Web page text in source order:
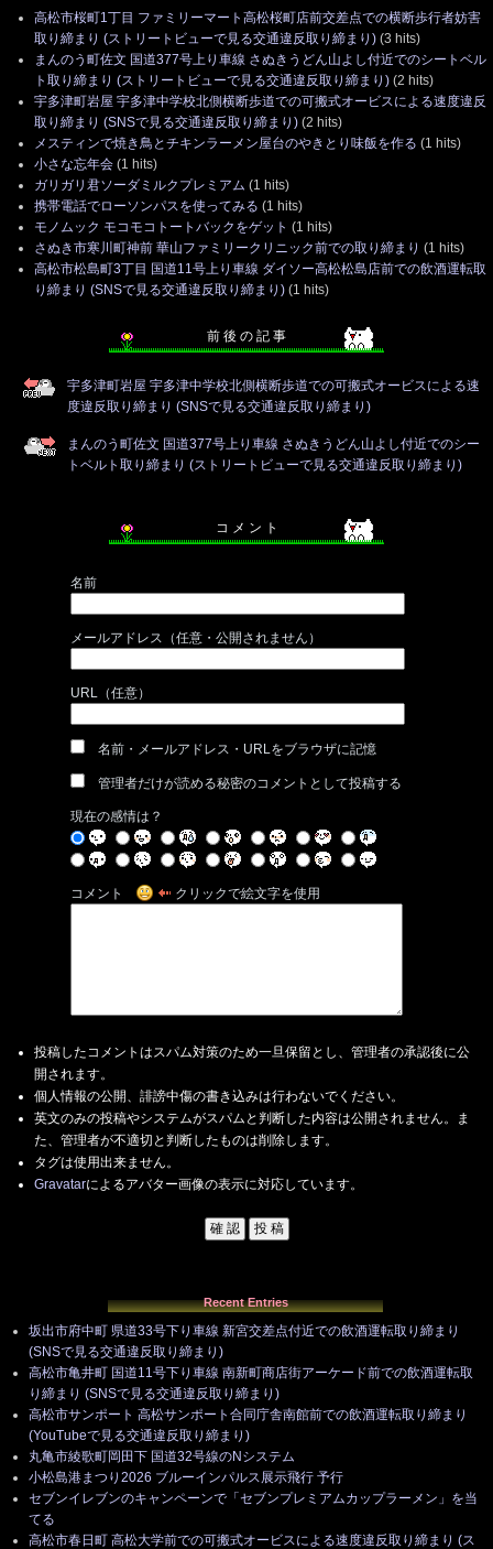
高松市桜町1丁目 ファミリーマート高松桜町店前交差点での横断歩行者妨害
取り締まり (ストリートビューで見る交通違反取り締まり) (3 hits)
まんのう町佐文 国道377号上り車線 さぬきうどん山よし付近でのシートベル
ト取り締まり (ストリートビューで見る交通違反取り締まり) (2 hits)
宇多津町岩屋 宇多津中学校北側横断歩道での可搬式オービスによる速度違反
取り締まり (SNSで見る交通違反取り締まり) (2 hits)
メスティンで焼き鳥とチキンラーメン屋台のやきとり味飯を作る (1 hits)
小さな忘年会 (1 hits)
ガリガリ君ソーダミルクプレミアム (1 hits)
携帯電話でローソンパスを使ってみる (1 hits)
モノムック モコモコトートバックをゲット (1 hits)
さぬき市寒川町神前 華山ファミリークリニック前での取り締まり (1 hits)
高松市松島町3丁目 国道11号上り車線 ダイソー高松松島店前での飲酒運転取
り締まり (SNSで見る交通違反取り締まり) (1 hits)
前 後 の 記 事
宇多津町岩屋 宇多津中学校北側横断歩道での可搬式オービスによる速
度違反取り締まり (SNSで見る交通違反取り締まり)
まんのう町佐文 国道377号上り車線 さぬきうどん山よし付近でのシー
トベルト取り締まり (ストリートビューで見る交通違反取り締まり)
コ メ ン ト
名前
メールアドレス（任意・公開されません）
URL（任意）
名前・メールアドレス・URLをブラウザに記憶
管理者だけが読める秘密のコメントとして投稿する
現在の感情は？
コメント クリックで絵文字を使用
投稿したコメントはスパム対策のため一旦保留とし、管理者の承認後に公
開されます。
個人情報の公開、誹謗中傷の書き込みは行わないでください。
英文のみの投稿やシステムがスパムと判断した内容は公開されません。ま
た、管理者が不適切と判断したものは削除します。
タグは使用出来ません。
Gravatarによるアバター画像の表示に対応しています。
Recent Entries
坂出市府中町 県道33号下り車線 新宮交差点付近での飲酒運転取り締まり
(SNSで見る交通違反取り締まり)
高松市亀井町 国道11号下り車線 南新町商店街アーケード前での飲酒運転取
り締まり (SNSで見る交通違反取り締まり)
高松市サンポート 高松サンポート合同庁舎南館前での飲酒運転取り締まり
(YouTubeで見る交通違反取り締まり)
丸亀市綾歌町岡田下 国道32号線のNシステム
小松島港まつり2026 ブルーインパルス展示飛行 予行
セブンイレブンのキャンペーンで「セブンプレミアムカップラーメン」を当
てる
高松市春日町 高松大学前での可搬式オービスによる速度違反取り締まり (ス